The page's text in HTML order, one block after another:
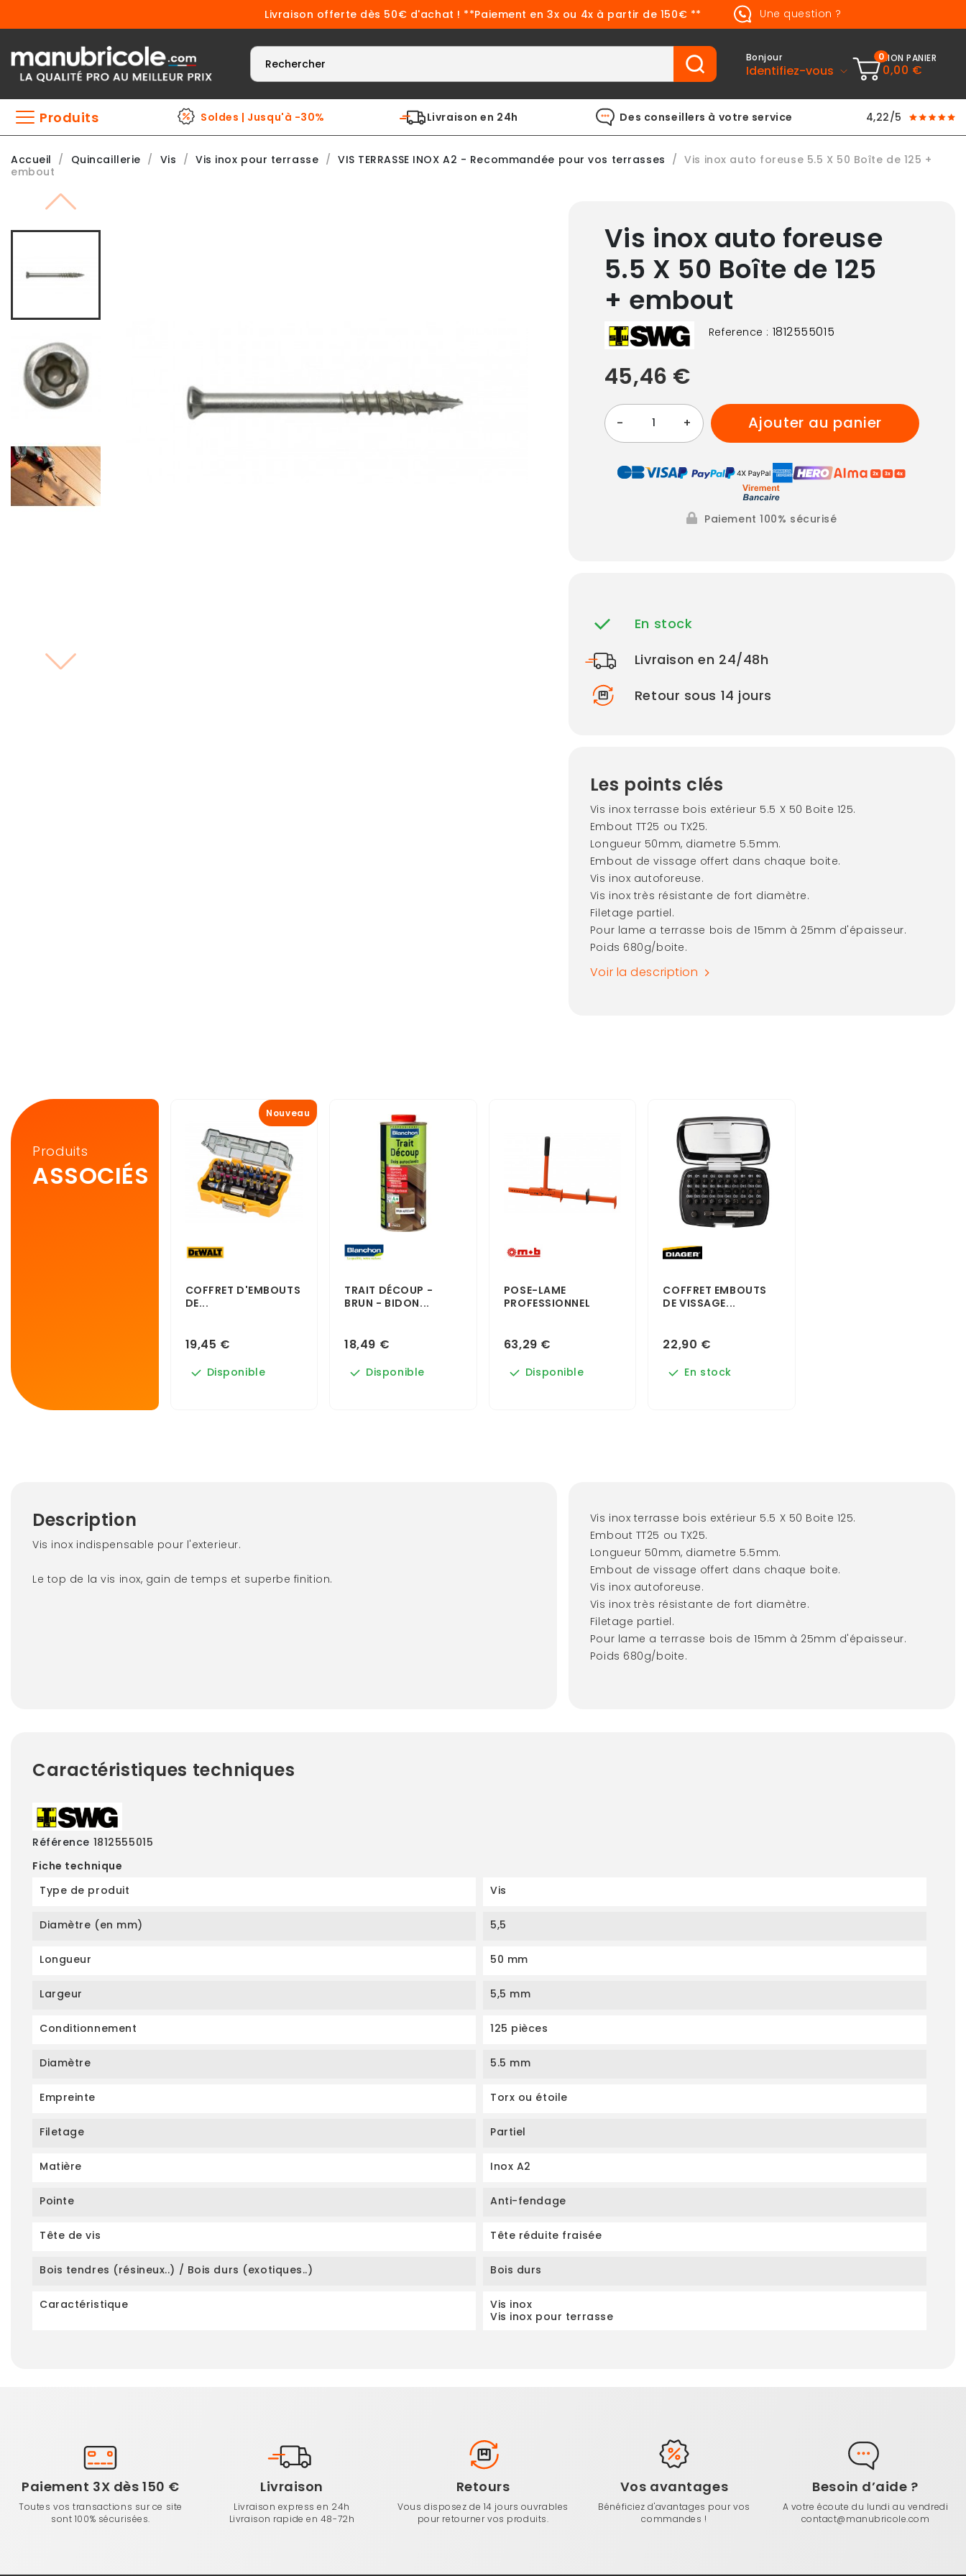
Livraison offerte dès 50€ d'achat ! **Paiement en 3x ou 4x à partir de 150€ ** Une question ?
Bonjour
Identifiez-vous
0MON PANIER
0,00 €
Produits Soldes | Jusqu'à -30% Livraison en 24h Des conseillers à votre service 4,22/5
Accueil Quincaillerie Vis Vis inox pour terrasse VIS TERRASSE INOX A2 - Recommandée pour vos terrasses
Vis inox auto foreuse 5.5 X 50 Boîte de 125 +
embout
Vis inox auto foreuse
5.5 X 50 Boîte de 125
+ embout
Reference : 1812555015
45,46 €
- + ajouter au panier
Paiement 100% sécurisé
En stock
Livraison en 24/48h
Retour sous 14 jours
Les points clés
Vis inox terrasse bois extérieur 5.5 X 50 Boite 125.
Embout TT25 ou TX25.
Longueur 50mm, diametre 5.5mm.
Embout de vissage offert dans chaque boite.
Vis inox autoforeuse.
Vis inox très résistante de fort diamètre.
Filetage partiel.
Pour lame a terrasse bois de 15mm à 25mm d'épaisseur.
Poids 680g/boite.
Voir la description
Produits
ASSOCIÉS
COFFRET D'EMBOUTS
DE...
19,45 €
Disponible
Nouveau
TRAIT DÉCOUP -
BRUN - BIDON...
18,49 €
Disponible
POSE-LAME
PROFESSIONNEL
63,29 €
Disponible
COFFRET EMBOUTS
DE VISSAGE...
22,90 €
En stock
Description
Vis inox indispensable pour l'exterieur.
Le top de la vis inox, gain de temps et superbe finition.
Vis inox terrasse bois extérieur 5.5 X 50 Boite 125.
Embout TT25 ou TX25.
Longueur 50mm, diametre 5.5mm.
Embout de vissage offert dans chaque boite.
Vis inox autoforeuse.
Vis inox très résistante de fort diamètre.
Filetage partiel.
Pour lame a terrasse bois de 15mm à 25mm d'épaisseur.
Poids 680g/boite.
Caractéristiques techniques
Référence 1812555015
Fiche technique
Type de produit
Vis
Diamètre (en mm) 5,5
Longueur 50 mm
Largeur 5,5 mm
Conditionnement 125 pièces
Diamètre 5.5 mm
Empreinte Torx ou étoile
Filetage Partiel
Matière Inox A2
Pointe Anti-fendage
Tête de vis Tête réduite fraisée
Bois tendres (résineux..) / Bois durs (exotiques..) Bois durs
Caractéristique
Vis inox
Vis inox pour terrasse
Paiement 3X dès 150 €
Toutes vos transactions sur ce site
sont 100% sécurisées.
Livraison
Livraison express en 24h
Livraison rapide en 48-72h
Retours
Vous disposez de 14 jours ouvrables
pour retourner vos produits.
Vos avantages
Bénéficiez d'avantages pour vos
commandes !
Besoin d’aide ?
A votre écoute du lundi au vendredi
contact@manubricole.com